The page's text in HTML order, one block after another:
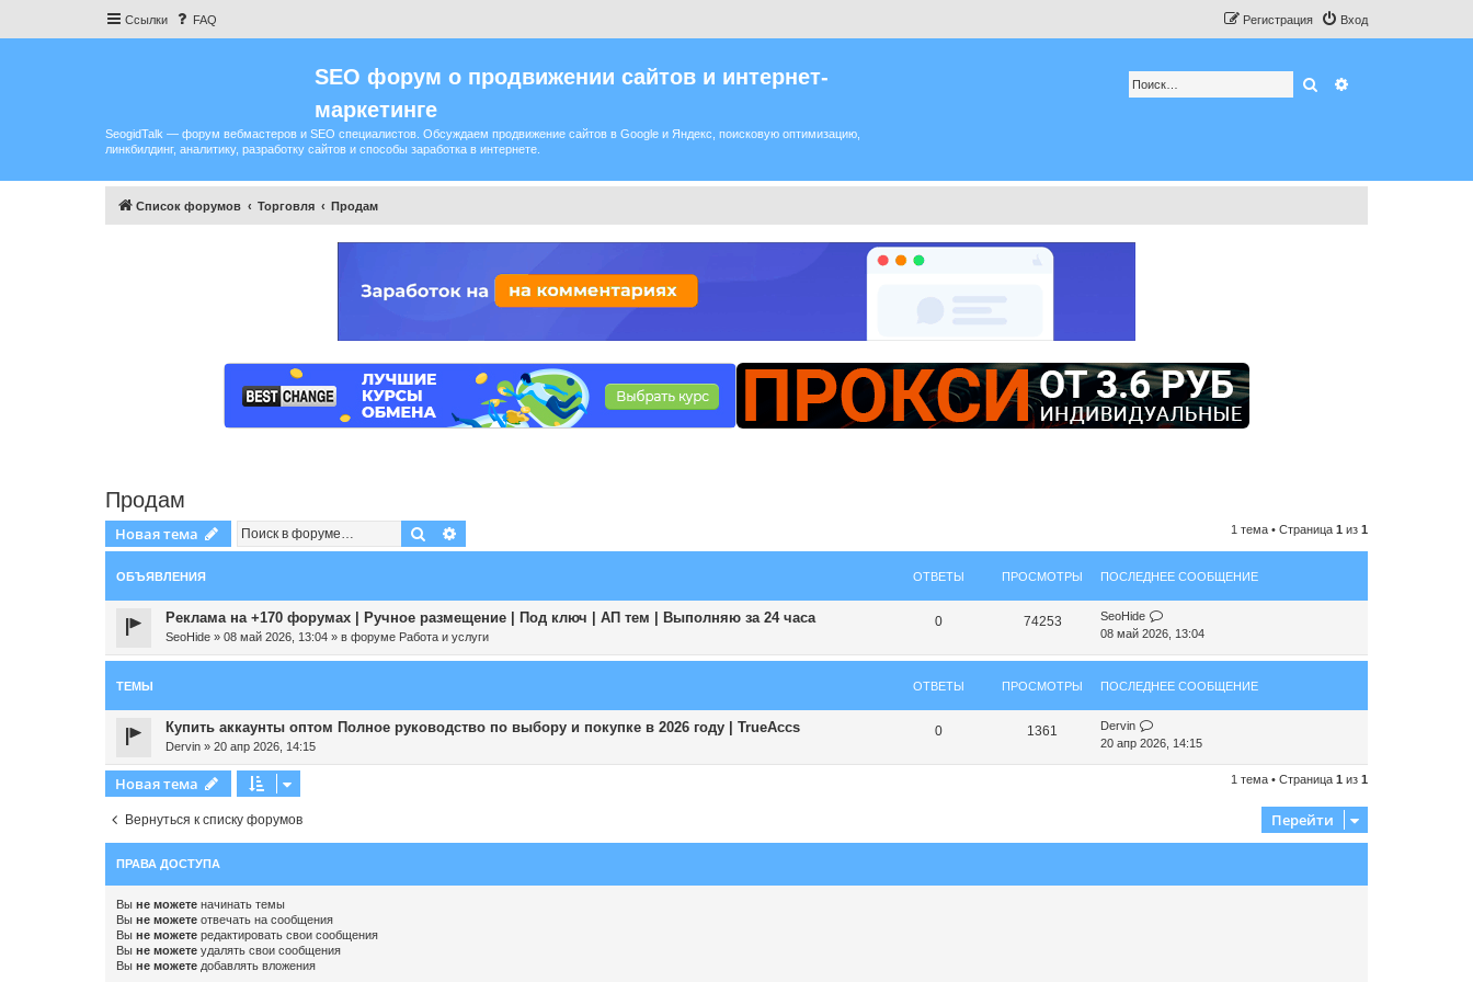
Ссылки FAQ Вход
Регистрация
SEO форум о продвижении сайтов и интернет-
маркетинге
SeogidTalk — форум вебмастеров и SEO специалистов. Обсуждаем продвижение сайтов в Google и Яндекс, поисковую оптимизацию,
линкбилдинг, аналитику, разработку сайтов и способы заработка в интернете.
Поиск
Список форумов Торговля Продам
Продам
Новая тема Поиск 1 тема • Страница 1 из 1
ОБЪЯВЛЕНИЯ ОТВЕТЫ ПРОСМОТРЫ ПОСЛЕДНЕЕ СООБЩЕНИЕ
Реклама на +170 форумах | Ручное размещение | Под ключ | АП тем | Выполняю за 24 часа
SeoHide » 08 май 2026, 13:04 » в форуме Работа и услуги
0 74253
SeoHide
08 май 2026, 13:04
ТЕМЫ ОТВЕТЫ ПРОСМОТРЫ ПОСЛЕДНЕЕ СООБЩЕНИЕ
Купить аккаунты оптом Полное руководство по выбору и покупке в 2026 году | TrueAccs
Dervin » 20 апр 2026, 14:15
0 1361
Dervin
20 апр 2026, 14:15
Новая тема 1 тема • Страница 1 из 1
Вернуться к списку форумов Перейти
ПРАВА ДОСТУПА
Вы не можете начинать темы
Вы не можете отвечать на сообщения
Вы не можете редактировать свои сообщения
Вы не можете удалять свои сообщения
Вы не можете добавлять вложения